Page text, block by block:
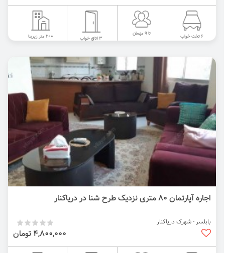
6 تخت خواب تا 9 مهمان
3 اتاق خواب 200 متر زیربنا
اجاره آپارتمان ۸۰ متری نزدیک طرح شنا در دریاکنار
بابلسر - شهرک دریاکنار
4,800,000 تومان